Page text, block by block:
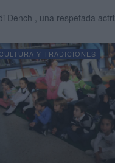
Dench , una respetada
CULTURA Y TRADICIONES